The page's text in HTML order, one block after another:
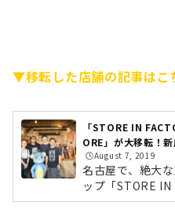
▼移転した店舗の記事はこ
「STORE IN
ORE」が大移転！
🕒️August 7, 2019
名古屋で、絶大
ップ「STORE
クトショップ「